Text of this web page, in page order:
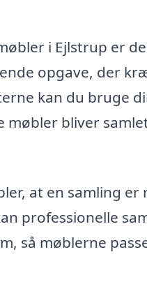
i Ejlstrup er
opgave, der
kan du bruge
møbler bliver
at en samling er
professionelle
så møblerne